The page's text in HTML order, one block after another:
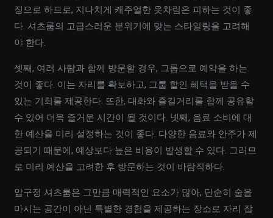
징으로 하므로, 지나치게 캐주얼한 옷차림은 피하는 것이 좋
다. 셔츠룸의 고급스러운 분위기에 맞는 스타일링을 고려해
야 한다.
셋째, 여러 사람과 함께 방문할 경우, 그룹으로 예약을 하는
것이 좋다. 이는 자리를 확보하고, 그룹 할인 혜택을 받을 수
있는 기회를 제공한다. 또한, 대화와 즐길거리를 함께 공유할
수 있어 더욱 즐거운 시간이 될 것이다. 넷째, 음료 소비에 대
한 예산을 미리 설정하는 것이 좋다. 다양한 음료와 안주가 제
공되기 때문에, 예상보다 높은 비용이 발생할 수 있다. 그러므
로 미리 예산을 고려한 후 방문하는 것이 바람직하다.
압구정 셔츠룸은 그만큼 매력적인 요소가 많아, 단순히 술을
마시는 공간이 아닌 특별한 경험을 제공하는 장소로 자리 잡